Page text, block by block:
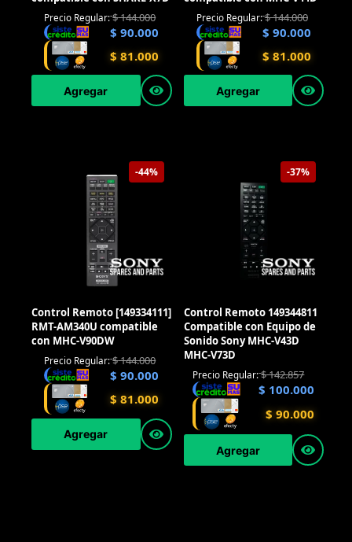
Precio Regular:$144.000
$ 90.000
$ 81.000
Agregar
Precio Regular:$144.000
$ 90.000
$ 81.000
Agregar
-44%
Control Remoto [149334111]
RMT-AM340U compatible
con MHC-V90DW
Precio Regular:$144.000
$ 90.000
$ 81.000
Agregar
-37%
Control Remoto 149344811
Compatible con Equipo de
Sonido Sony MHC-V43D
MHC-V73D
Precio Regular:$142.857
$ 100.000
$ 90.000
Agregar